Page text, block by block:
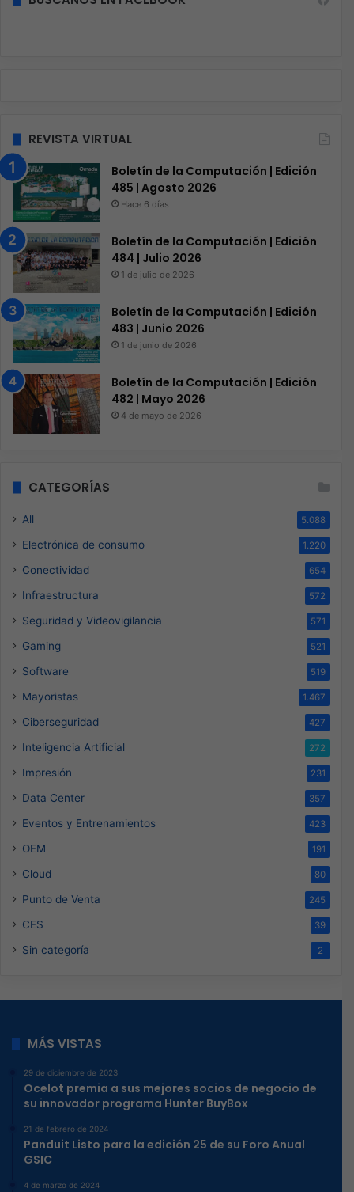
REVISTA VIRTUAL
Boletín de la Computación | Edición
485 | Agosto 2026
Hace 6 días
Boletín de la Computación | Edición
484 | Julio 2026
1 de julio de 2026
Boletín de la Computación | Edición
483 | Junio 2026
1 de junio de 2026
Boletín de la Computación | Edición
482 | Mayo 2026
4 de mayo de 2026
CATEGORÍAS
All 5.088
Electrónica de consumo 1.220
Conectividad 654
Infraestructura 572
Seguridad y Videovigilancia 571
Gaming 521
Software 519
Mayoristas 1.467
Ciberseguridad 427
Inteligencia Artificial 272
Impresión 231
Data Center 357
Eventos y Entrenamientos 423
OEM 191
Cloud 80
Punto de Venta 245
CES 39
Sin categoría 2
MÁS VISTAS
29 de diciembre de 2023
Ocelot premia a sus mejores socios de negocio de
su innovador programa Hunter BuyBox
21 de febrero de 2024
Panduit Listo para la edición 25 de su Foro Anual
GSIC
4 de marzo de 2024